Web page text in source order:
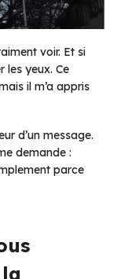
voir. Et si
les yeux. Ce
il m’a appris
d’un message.
demande :
parce